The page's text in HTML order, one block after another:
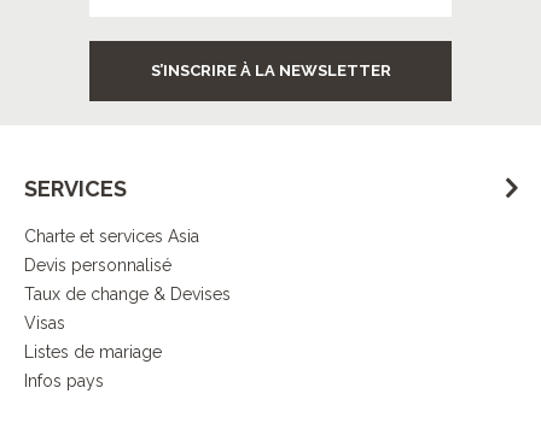
S’INSCRIRE À LA NEWSLETTER
SERVICES
Charte et services Asia
Devis personnalisé
Taux de change & Devises
Visas
Listes de mariage
Infos pays